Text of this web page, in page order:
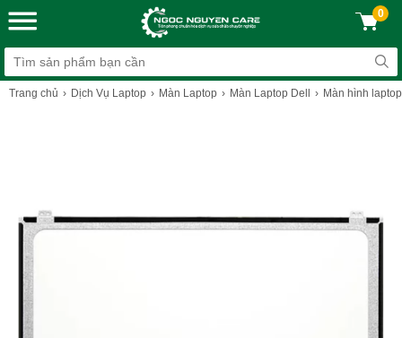
0
Trang chủ Dịch Vụ Laptop Màn Laptop Màn Laptop Dell Màn hình